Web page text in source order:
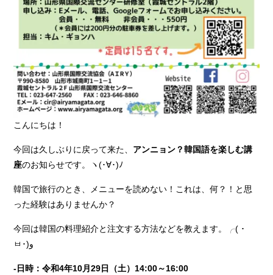
こんにちは！
今回は久しぶりに戻って来た、 アンニョン？韓国語を楽しむ講
座のお知らせです。ヽ(･∀･)ﾉ
韓国で旅行のとき、メニューを読めない！これは、何？！と思
った経験はありませんか？
今回は韓国の料理紹介と注文する方法などを教えます。╭( ･
ㅂ･)و
‐日時：令和4年10月29日（土）14:00～16:00